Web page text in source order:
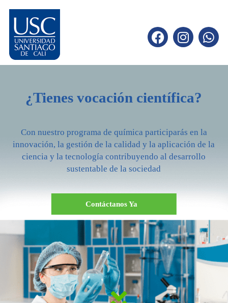
Con nuestro programa de química participarás en la
innovación, la gestión de la calidad y la aplicación de la
ciencia y la tecnología contribuyendo al desarrollo
sustentable de la sociedad
Contáctanos Ya
¿Tienes vocación científica?